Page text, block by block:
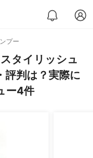
プー
タイリッシュ
評判は？実際に
ー4件